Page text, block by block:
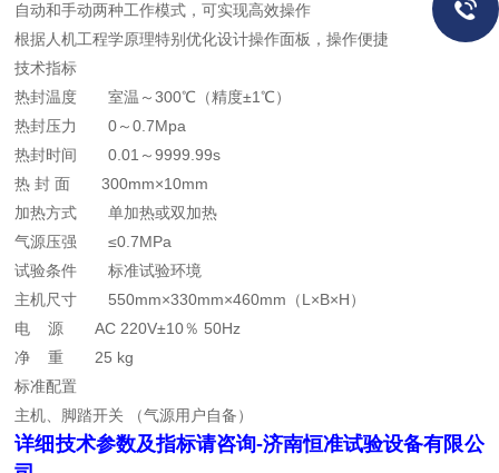
自动和手动两种工作模式，可实现高效操作
根据人机工程学原理特别优化设计操作面板，操作便捷
技术指标
热封温度 室温～300℃（精度±1℃）
热封压力 0～0.7Mpa
热封时间 0.01～9999.99s
热 封 面 300mm×10mm
加热方式 单加热或双加热
气源压强 ≤0.7MPa
试验条件 标准试验环境
主机尺寸 550mm×330mm×460mm（L×B×H）
电 源 AC 220V±10％ 50Hz
净 重 25 kg
标准配置
主机、脚踏开关 （气源用户自备）
详细技术参数及指标请咨询-济南恒准试验设备有限公